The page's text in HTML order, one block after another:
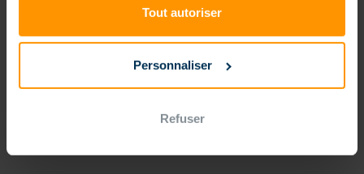
Tout autoriser
Personnaliser
Refuser